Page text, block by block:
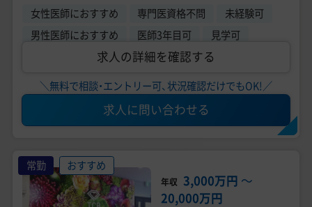
医師採用ご担当者様・その他問い合わせ
女性医師におすすめ 専門医資格不問
未経験可
男性医師におすすめ
医師3年目可 見学可
求人の詳細を確認する
＼無料で相談・エントリー可、状況確認だけでもOK!／
求人に問い合わせる
常勤 おすすめ
年収 3,000万円 〜
20,000万円